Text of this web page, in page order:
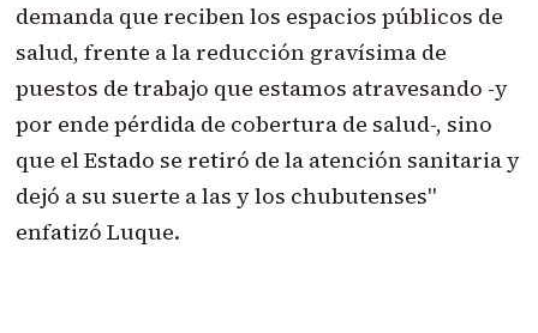
demanda que reciben los espacios públicos de
salud, frente a la reducción gravísima de
puestos de trabajo que estamos atravesando -y
por ende pérdida de cobertura de salud-, sino
que el Estado se retiró de la atención sanitaria y
dejó a su suerte a las y los chubutenses"
enfatizó Luque.